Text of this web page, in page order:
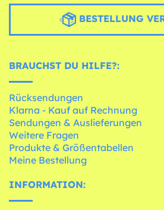
BESTELLUNG
BRAUCHST DU HILFE?:
Rücksendungen
Klarna - Kauf auf Rechnung
Sendungen & Auslieferungen
Weitere Fragen
Produkte & Größentabellen
Meine Bestellung
INFORMATION: